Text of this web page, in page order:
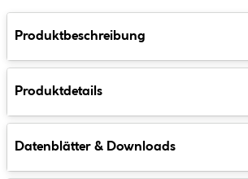
Produktbeschreibung
Produktdetails
Datenblätter & Downloads